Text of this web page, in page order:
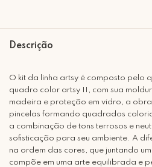
Descrição
O kit da linha artsy é composto pelo
quadro color artsy II, com sua
madeira e proteção em vidro, a
pincelas formando quadrados
a combinação de tons terrosos e
sofisticação para seu ambiente. A
na ordem das cores, que juntando
compõe em uma arte equilibrada e